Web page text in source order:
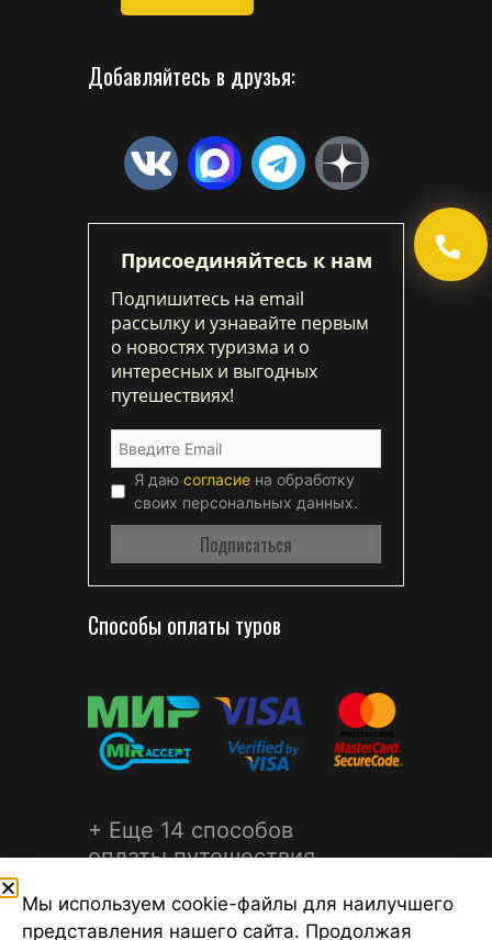
Добавляйтесь в друзья:
Присоединяйтесь к нам
Подпишитесь на email
рассылку и узнавайте первым
о новостях туризма и о
интересных и выгодных
путешествиях!
Я даю согласие на обработку
своих персональных данных.
Способы оплаты туров
+ Еще 14 способов
оплаты путешествия
Мы используем cookie-файлы для наилучшего
представления нашего сайта. Продолжая